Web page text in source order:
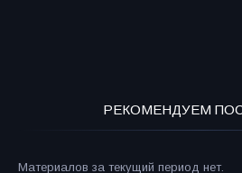
РЕКОМЕНДУЕМ
Материалов за текущий период нет.